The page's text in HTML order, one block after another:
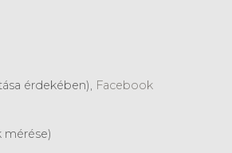
érdekében), Facebook
mérése)